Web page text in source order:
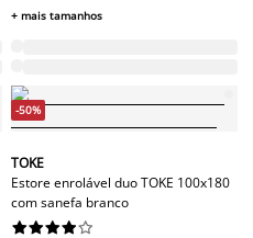
+ mais tamanhos
-50%
TOKE
Estore enrolável duo TOKE 100x180
com sanefa branco





